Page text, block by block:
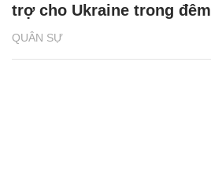
QUÂN SỰ
trợ cho Ukraine trong đêm